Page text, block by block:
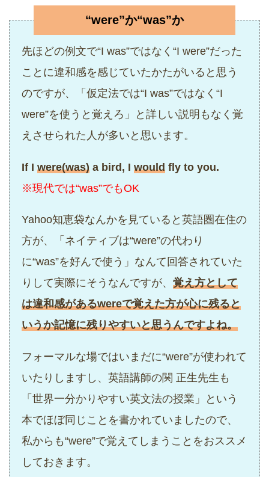
“were”か“was”か
先ほどの例文で“I was”ではなく“I were”だった
ことに違和感を感じていたかたがいると思う
のですが、「仮定法では“I was”ではなく“I
were”を使うと覚えろ」と詳しい説明もなく覚
えさせられた人が多いと思います。
If I were(was) a bird, I would fly to you.
※現代では“was”でもOK
Yahoo知恵袋なんかを見ていると英語圏在住の
方が、「ネイティブは“were”の代わり
に“was”を好んで使う」なんて回答されていた
りして実際にそうなんですが、 覚え方として
は違和感があるwereで覚えた方が心に残ると
いうか記憶に残りやすいと思うんですよね。
フォーマルな場ではいまだに“were”が使われて
いたりしますし、英語講師の関 正生先生も
「世界一分かりやすい英文法の授業」という
本でほぼ同じことを書かれていましたので、
私からも“were”で覚えてしまうことをおススメ
しておきます。